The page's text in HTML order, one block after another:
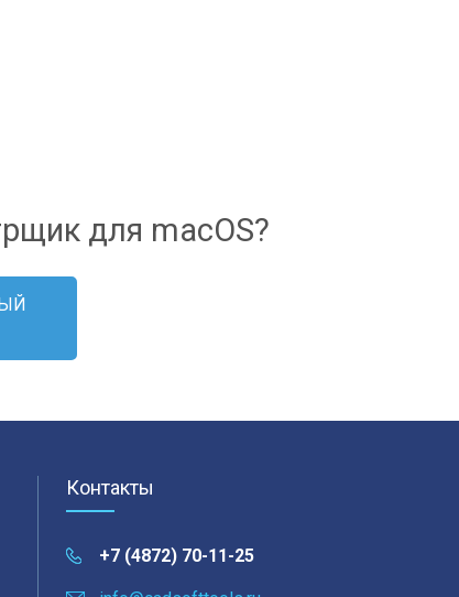
для macOS?
Контакты
+7 (4872) 70-11-25